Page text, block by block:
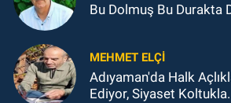
Bu Dolmuş Bu Durakta
MEHMET ELÇI
Adıyaman'da Halk
Ediyor, Siyaset